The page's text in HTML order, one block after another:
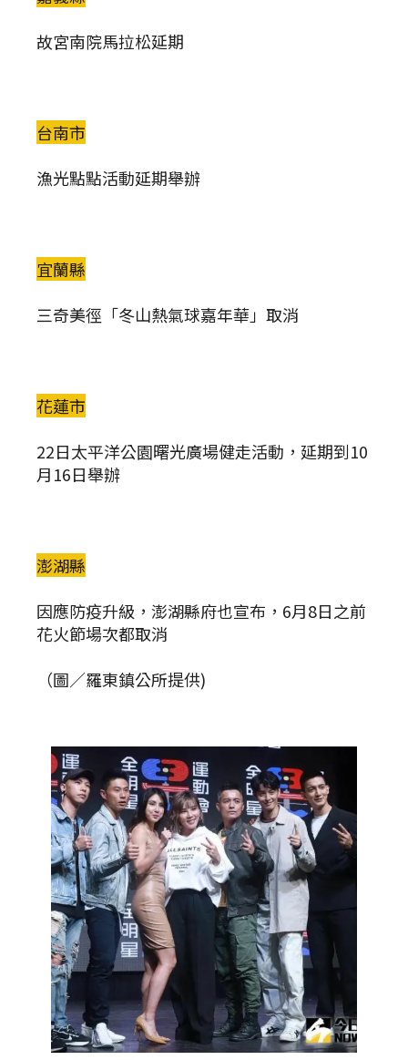
故宮南院馬拉松延期
台南市
漁光點點活動延期舉辦
宜蘭縣
三奇美徑「冬山熱氣球嘉年華」取消
花蓮市
22日太平洋公園曙光廣場健走活動，延期到10
月16日舉辦
澎湖縣
因應防疫升級，澎湖縣府也宣布，6月8日之前
花火節場次都取消
（圖／羅東鎮公所提供)